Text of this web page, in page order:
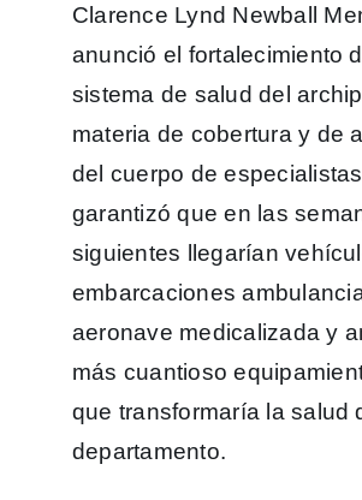
Clarence Lynd Newball
anunció el fortalecimiento
sistema de salud del
materia de cobertura y de
del cuerpo de
garantizó que en las
siguientes llegarían
embarcaciones
aeronave medicalizada y
más cuantioso
que transformaría la salud
departamento.